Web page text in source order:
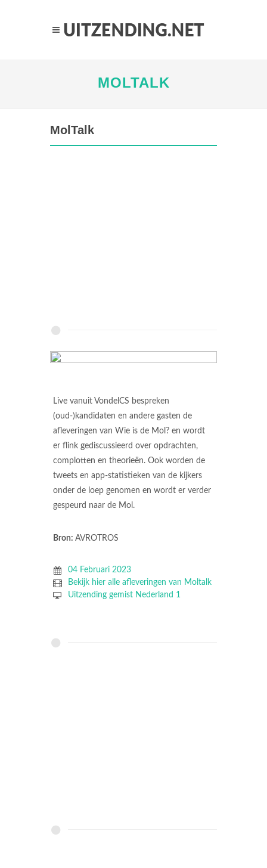
MOLTALK
MolTalk
Live vanuit VondelCS bespreken
(oud-)kandidaten en andere gasten de
afleveringen van Wie is de Mol? en wordt
er flink gediscussieerd over opdrachten,
complotten en theorieën. Ook worden de
tweets en app-statistieken van de kijkers
onder de loep genomen en wordt er verder
gespeurd naar de Mol.
Bron: AVROTROS
04 Februari 2023
Bekijk hier alle afleveringen van Moltalk
Uitzending gemist Nederland 1